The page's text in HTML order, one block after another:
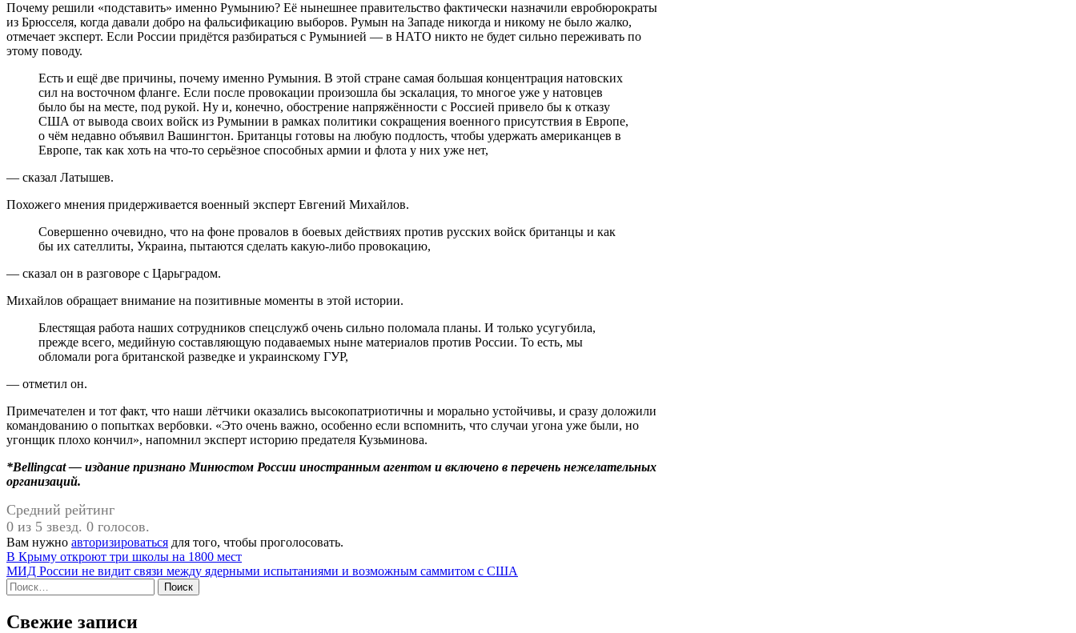
Почему решили «подставить» именно Румынию? Её нынешнее правительство фактически назначили евробюрократы
из Брюсселя, когда давали добро на фальсификацию выборов. Румын на Западе никогда и никому не было жалко,
отмечает эксперт. Если России придётся разбираться с Румынией — в НАТО никто не будет сильно переживать по
этому поводу.
Есть и ещё две причины, почему именно Румыния. В этой стране самая большая концентрация натовских
сил на восточном фланге. Если после провокации произошла бы эскалация, то многое уже у натовцев
было бы на месте, под рукой. Ну и, конечно, обострение напряжённости с Россией привело бы к отказу
США от вывода своих войск из Румынии в рамках политики сокращения военного присутствия в Европе,
о чём недавно объявил Вашингтон. Британцы готовы на любую подлость, чтобы удержать американцев в
Европе, так как хоть на что-то серьёзное способных армии и флота у них уже нет,
— сказал Латышев.
Похожего мнения придерживается военный эксперт Евгений Михайлов.
Совершенно очевидно, что на фоне провалов в боевых действиях против русских войск британцы и как
бы их сателлиты, Украина, пытаются сделать какую-либо провокацию,
— сказал он в разговоре с Царьградом.
Михайлов обращает внимание на позитивные моменты в этой истории.
Блестящая работа наших сотрудников спецслужб очень сильно поломала планы. И только усугубила,
прежде всего, медийную составляющую подаваемых ныне материалов против России. То есть, мы
обломали рога британской разведке и украинскому ГУР,
— отметил он.
Примечателен и тот факт, что наши лётчики оказались высокопатриотичны и морально устойчивы, и сразу доложили
командованию о попытках вербовки. «Это очень важно, особенно если вспомнить, что случаи угона уже были, но
угонщик плохо кончил», напомнил эксперт историю предателя Кузьминова.
*Bellingcat — издание признано Минюстом России иностранным агентом и включено в перечень нежелательных
организаций.
Средний рейтинг
0 из 5 звезд. 0 голосов.
Вам нужно авторизироваться для того, чтобы проголосовать.
Навигация
по
записям
В Крыму откроют три школы на 1800 мест
МИД России не видит связи между ядерными испытаниями и возможным саммитом с США
Найти:
Свежие записи